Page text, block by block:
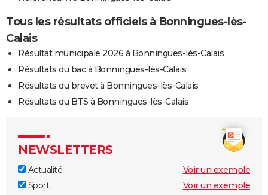
Tous les résultats officiels à Bonningues-lès-
Calais
Résultat municipale 2026 à Bonningues-lès-Calais
Résultats du bac à Bonningues-lès-Calais
Résultats du brevet à Bonningues-lès-Calais
Résultats du BTS à Bonningues-lès-Calais
NEWSLETTERS
Actualité
Voir un exemple
Sport
Voir un exemple